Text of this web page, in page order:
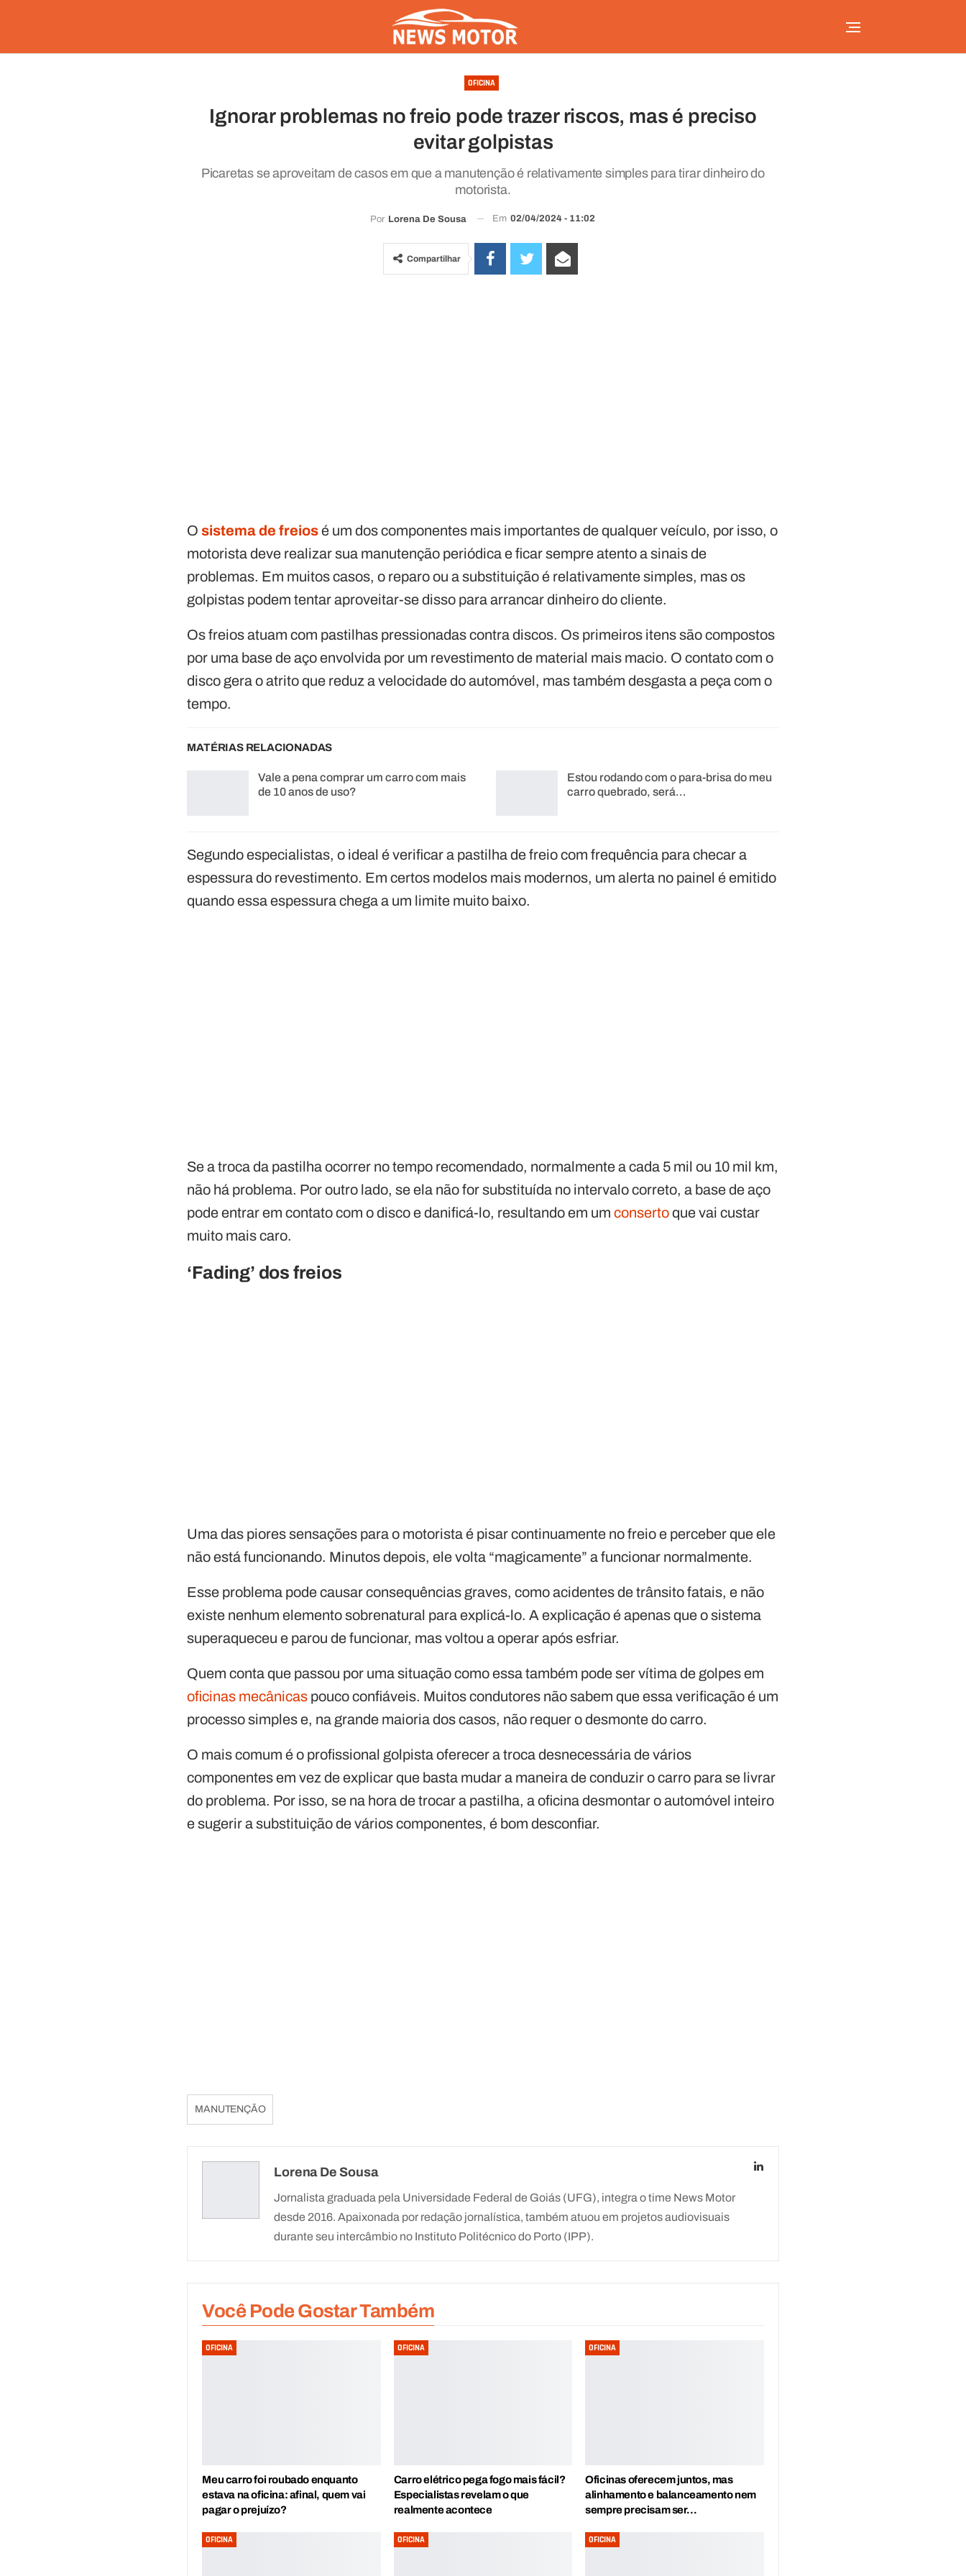
OFICINA
Ignorar problemas no freio pode trazer riscos, mas é preciso
evitar golpistas
Picaretas se aproveitam de casos em que a manutenção é relativamente simples para tirar dinheiro do
motorista.
Por Lorena De Sousa Em 02/04/2024 - 11:02
Compartilhar
Osistema de freiosé um dos componentes mais importantes de qualquer veículo, por isso, o
motorista deve realizar sua manutenção periódica e ficar sempre atento a sinais de
problemas. Em muitos casos, o reparo ou a substituição é relativamente simples, mas os
golpistas podem tentar aproveitar-se disso para arrancar dinheiro do cliente.
Os freios atuam com pastilhas pressionadas contra discos. Os primeiros itens são compostos
por uma base de aço envolvida por um revestimento de material mais macio. O contato com o
disco gera o atrito que reduz a velocidade do automóvel, mas também desgasta a peça com o
tempo.
MATÉRIAS RELACIONADAS
Vale a pena comprar um carro com mais
de 10 anos de uso?
Estou rodando com o para-brisa do meu
carro quebrado, será…
Segundo especialistas, o ideal é verificar a pastilha de freio com frequência para checar a
espessura do revestimento. Em certos modelos mais modernos, um alerta no painel é emitido
quando essa espessura chega a um limite muito baixo.
Se a troca da pastilha ocorrer no tempo recomendado, normalmente a cada 5 mil ou 10 mil km,
não há problema. Por outro lado, se ela não for substituída no intervalo correto, a base de aço
pode entrar em contato com o disco e danificá-lo, resultando em umconsertoque vai custar
muito mais caro.
‘Fading’ dos freios
Uma das piores sensações para o motorista é pisar continuamente no freio e perceber que ele
não está funcionando. Minutos depois, ele volta “magicamente” a funcionar normalmente.
Esse problema pode causar consequências graves, como acidentes de trânsito fatais, e não
existe nenhum elemento sobrenatural para explicá-lo. A explicação é apenas que o sistema
superaqueceu e parou de funcionar, mas voltou a operar após esfriar.
Quem conta que passou por uma situação como essa também pode ser vítima de golpes em
oficinas mecânicas pouco confiáveis. Muitos condutores não sabem que essa verificação é um
processo simples e, na grande maioria dos casos, não requer o desmonte do carro.
O mais comum é o profissional golpista oferecer a troca desnecessária de vários
componentes em vez de explicar que basta mudar a maneira de conduzir o carro para se livrar
do problema. Por isso, se na hora de trocar a pastilha, a oficina desmontar o automóvel inteiro
e sugerir a substituição de vários componentes, é bom desconfiar.
MANUTENÇÃO
Lorena De Sousa
Jornalista graduada pela Universidade Federal de Goiás (UFG), integra o time News Motor
desde 2016. Apaixonada por redação jornalística, também atuou em projetos audiovisuais
durante seu intercâmbio no Instituto Politécnico do Porto (IPP).
Você Pode Gostar Também
OFICINA
Meu carro foi roubado enquanto
estava na oficina: afinal, quem vai
pagar o prejuízo?
OFICINA
Carro elétrico pega fogo mais fácil?
Especialistas revelam o que
realmente acontece
OFICINA
Oficinas oferecem juntos, mas
alinhamento e balanceamento nem
sempre precisam ser…
OFICINA OFICINA OFICINA